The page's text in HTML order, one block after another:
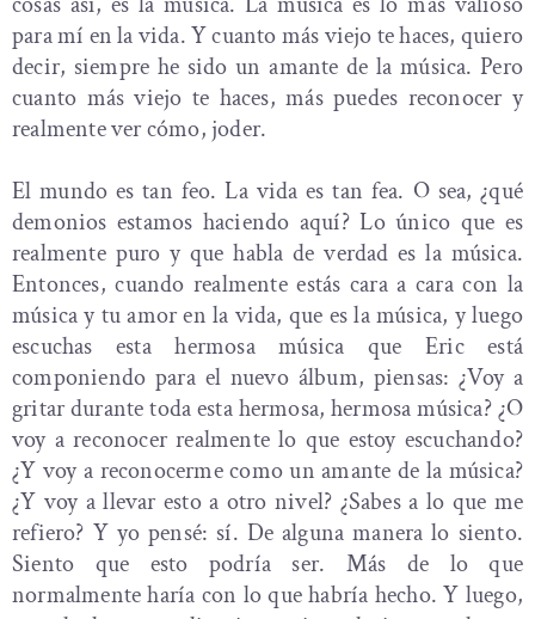
para mí en la vida. Y cuanto más viejo te haces, quiero
decir, siempre he sido un amante de la música. Pero
cuanto más viejo te haces, más puedes reconocer y
realmente ver cómo, joder.
El mundo es tan feo. La vida es tan fea. O sea, ¿qué
demonios estamos haciendo aquí? Lo único que es
realmente puro y que habla de verdad es la música.
Entonces, cuando realmente estás cara a cara con la
música y tu amor en la vida, que es la música, y luego
escuchas esta hermosa música que Eric está
componiendo para el nuevo álbum, piensas: ¿Voy a
gritar durante toda esta hermosa, hermosa música? ¿O
voy a reconocer realmente lo que estoy escuchando?
¿Y voy a reconocerme como un amante de la música?
¿Y voy a llevar esto a otro nivel? ¿Sabes a lo que me
refiero? Y yo pensé: sí. De alguna manera lo siento.
Siento que esto podría ser. Más de lo que
normalmente haría con lo que habría hecho. Y luego,